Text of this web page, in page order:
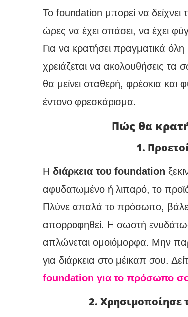
Το foundation μπορεί να δείχνει
ώρες να έχει σπάσει, να έχει
Για να κρατήσει πραγματικά
χρειάζεται να ακολουθήσεις
θα μείνει σταθερή, φρέσκια και
έντονο φρεσκάρισμα.
Πώς θα
1.
Η διάρκεια του foundation
αφυδατωμένο ή λιπαρό, το
Πλύνε απαλά το πρόσωπο, βάλε
απορροφηθεί. Η σωστή
απλώνεται ομοιόμορφα. Μην
για διάρκεια στο μέικαπ σου.
foundation για το πρόσωπο
2. Χρησιμοποίησε